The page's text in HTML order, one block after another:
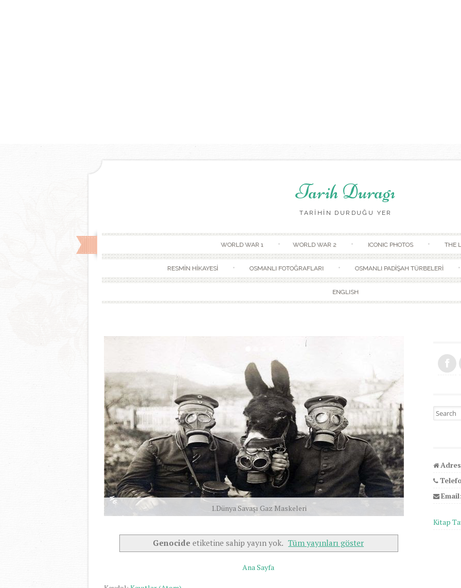
Tarih Duragı
TARİHİN DURDUĞU YER
WORLD WAR 1 WORLD WAR 2 ICONIC PHOTOS THE
RESMİN HİKAYESİ OSMANLI FOTOĞRAFLARI OSMANLI PADİŞAH TÜRBELERİ
ENGLISH
1.Dünya Savaşı Gaz Maskeleri
Genocide etiketine sahip yayın yok. Tüm yayınları göster
Ana Sayfa
Search
Kitap